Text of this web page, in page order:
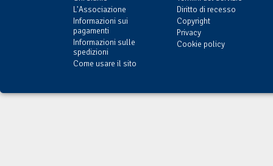
L'Associazione
Informazioni sui
pagamenti
Informazioni sulle
spedizioni
Come usare il sito
Diritto di recesso
Copyright
Privacy
Cookie policy